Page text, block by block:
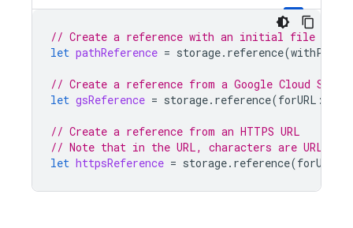
// Create a reference with an initial file path
let pathReference = storage. reference(withPath
// Create a reference from a Google Cloud
let gsReference = storage. reference(forURL :
// Create a reference from an HTTPS URL
// Note that in the URL, characters are URL
let httpsReference = storage. reference(forURL